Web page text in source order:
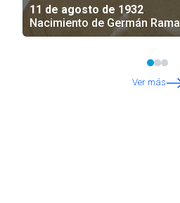
11 de agosto de 1932
Nacimiento de Germán Rama
Ver más